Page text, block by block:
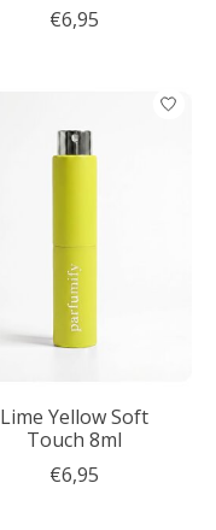
€6,95
Lime Yellow Soft
Touch 8ml
€6,95